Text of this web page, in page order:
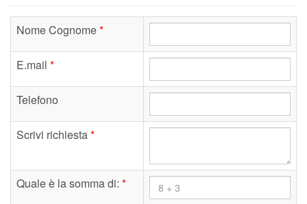
Nome Cognome*
E.mail *
Telefono
Scrivi richiesta*
Quale è la somma di: *